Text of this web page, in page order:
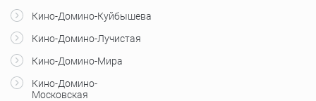
Кино-Домино-Куйбышева
Кино-Домино-Лучистая
Кино-Домино-Мира
Кино-Домино-
Московская